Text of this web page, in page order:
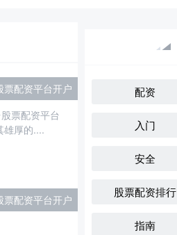
票配资平台
雄厚的....
票配资平台开户
票配资平台开户
配资
入门
安全
股票配资排行
指南